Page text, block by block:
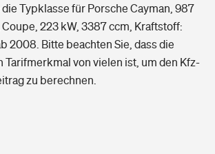
Typklasse für Porsche Cayman, 987
Coupe, 223 kW, 3387 ccm, Kraftstoff:
2008. Bitte beachten Sie, dass die
Tarifmerkmal von vielen ist, um den Kfz-
zu berechnen.